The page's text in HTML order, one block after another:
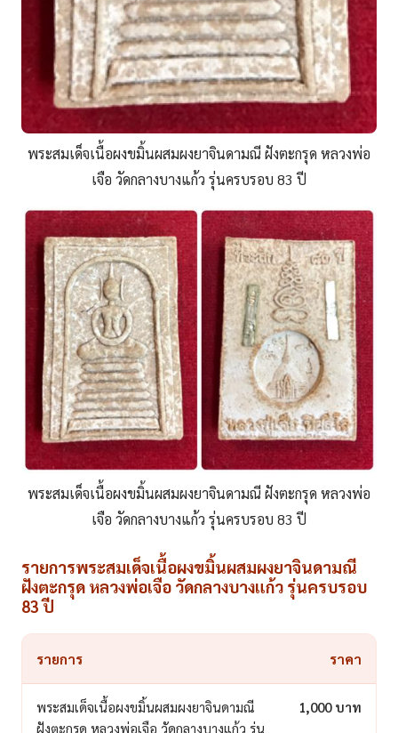
พระสมเด็จเนื้อผงขมิ้นผสมผงยาจินดามณี ฝังตะกรุด หลวงพ่อ
เจือ วัดกลางบางแก้ว รุ่นครบรอบ 83 ปี
พระสมเด็จเนื้อผงขมิ้นผสมผงยาจินดามณี ฝังตะกรุด หลวงพ่อ
เจือ วัดกลางบางแก้ว รุ่นครบรอบ 83 ปี
รายการพระสมเด็จเนื้อผงขมิ้นผสมผงยาจินดามณี
ฝังตะกรุด หลวงพ่อเจือ วัดกลางบางแก้ว รุ่นครบรอบ
83 ปี
รายการ ราคา
พระสมเด็จเนื้อผงขมิ้นผสมผงยาจินดามณี
ฝังตะกรุด หลวงพ่อเจือ วัดกลางบางแก้ว รุ่น
1,000 บาท